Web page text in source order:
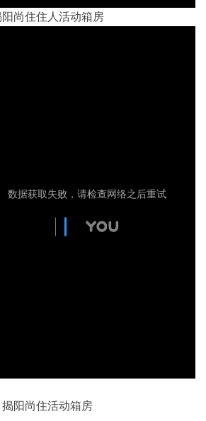
阳尚住住人活动箱房
揭阳尚住活动箱房